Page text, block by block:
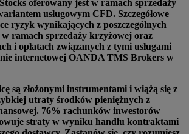
oferowany jest w ramach sprzedaży
usługowym CFD. Szczegółowe
ryzyk wynikających z poszczególnych
w ramach sprzedaży krzyżowej oraz
i opłatach związanych z tymi usługami
internetowej OANDA TMS Brokers w
są złożonymi instrumentami i wiążą się z
utraty środków pieniężnych z
76% rachunków inwestorów
straty w wyniku handlu kontraktami